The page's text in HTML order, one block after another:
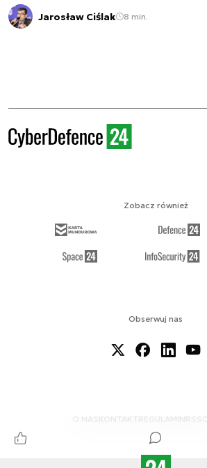
Jarosław Ciślak 8 min.
Obserwuj nas
O NAS KONTAKTREGULAMINRSS
Zobacz również